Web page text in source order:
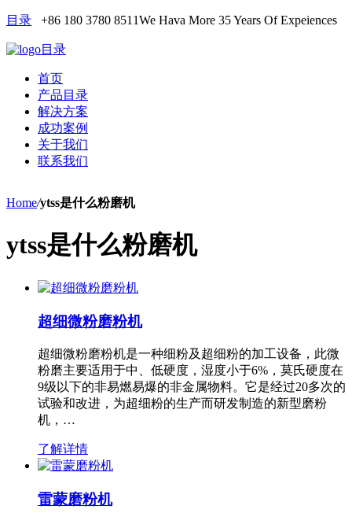
目录 +86 180 3780 8511We Hava More 35 Years Of Expeiences
目录
首页
产品目录
解决方案
成功案例
关于我们
联系我们
Home/ytss是什么粉磨机
ytss是什么粉磨机
超细微粉磨粉机
超细微粉磨粉机是一种细粉及超细粉的加工设备，此微
粉磨主要适用于中、低硬度，湿度小于6%，莫氏硬度在
9级以下的非易燃易爆的非金属物料。它是经过20多次的
试验和改进，为超细粉的生产而研发制造的新型磨粉
机，…
了解详情
雷蒙磨粉机